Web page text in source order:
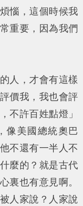
惱，這個時候我
重要，因為我們
人，才會有這樣
價我，我也會評
不許百姓點燈」
像美國總統奧巴
不還有一半人不
麼的？就是古代
裏也有意見啊。
人家說？人家說